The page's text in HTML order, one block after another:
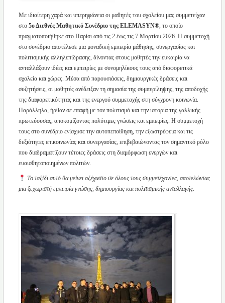
Με ιδιαίτερη χαρά και υπερηφάνεια οι μαθητές του σχολείου μας συμμετείχαν
στο 5ο Διεθνές Μαθητικό Συνέδριο της ELEMASYN®, το οποίο
πραγματοποιήθηκε στο Παρίσι από τις 2 έως τις 7 Μαρτίου 2026. Η συμμετοχή
στο συνέδριο αποτέλεσε μια μοναδική εμπειρία μάθησης, συνεργασίας και
πολιτισμικής αλληλεπίδρασης, δίνοντας στους μαθητές την ευκαιρία να
ανταλλάξουν ιδέες και εμπειρίες με συνομηλίκους τους από διαφορετικά
σχολεία και χώρες. Μέσα από παρουσιάσεις, δημιουργικές δράσεις και
συζητήσεις, οι μαθητές ανέδειξαν τη σημασία της συμπερίληψης, της αποδοχής
της διαφορετικότητας και της ενεργού συμμετοχής στη σύγχρονη κοινωνία.
Παράλληλα, ήρθαν σε επαφή με τον πολιτισμό και την ιστορία της γαλλικής
πρωτεύουσας, αποκομίζοντας πολύτιμες γνώσεις και εμπειρίες. Η συμμετοχή
τους στο συνέδριο ενίσχυσε την αυτοπεποίθηση, την εξωστρέφεια και τις
δεξιότητες επικοινωνίας και συνεργασίας, επιβεβαιώνοντας τον σημαντικό ρόλο
που διαδραματίζουν τέτοιες δράσεις στη διαμόρφωση ενεργών και
ευαισθητοποιημένων πολιτών.
Το ταξίδι αυτό θα μείνει αξέχαστο σε όλους τους συμμετέχοντες, αποτελώντας
μια ξεχωριστή εμπειρία γνώσης, δημιουργίας και πολιτισμικής ανταλλαγής.